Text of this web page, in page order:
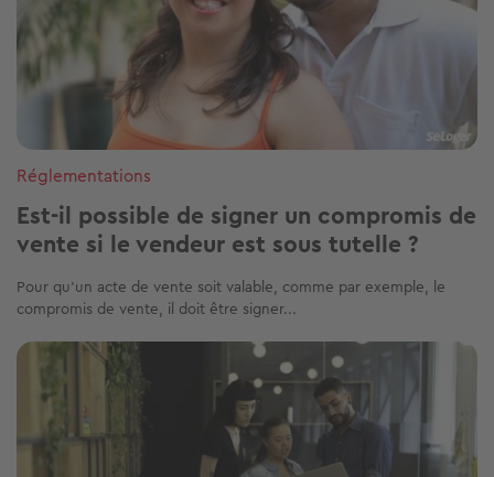
Réglementations
Est-il possible de signer un compromis de
vente si le vendeur est sous tutelle ?
Pour qu’un acte de vente soit valable, comme par exemple, le
compromis de vente, il doit être signer...
Image